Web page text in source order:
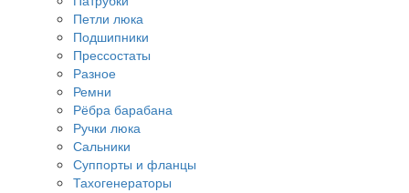
Петли люка
Подшипники
Прессостаты
Разное
Ремни
Рёбра барабана
Ручки люка
Сальники
Суппорты и фланцы
Тахогенераторы